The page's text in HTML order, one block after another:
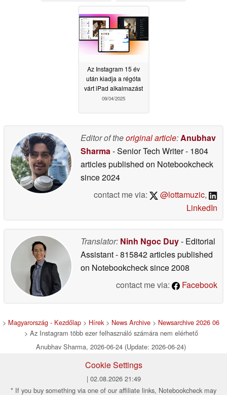
Az Instagram 15 év
után kiadja a régóta
várt iPad alkalmazást
09/04/2025
Editor of theoriginal article:Anubhav
Sharma- Senior Tech Writer- 1804
articles published on Notebookcheck
since 2024
contact me via:
@lottamuzic,
LinkedIn
Translator: Ninh Ngoc Duy- Editorial
Assistant- 815842 articles published
on Notebookchecksince 2008
contact me via:
Facebook
> Magyarország - Kezdőlap > Hírek> News Archive > Newsarchive 2026 06
> Az Instagram több ezer felhasználó számára nem elérhető
Anubhav Sharma, 2026-06-24 (Update: 2026-06-24)
Cookie Settings
| 02.08.2026 21:49
* If you buy something via one of our affiliate links, Notebookcheck may